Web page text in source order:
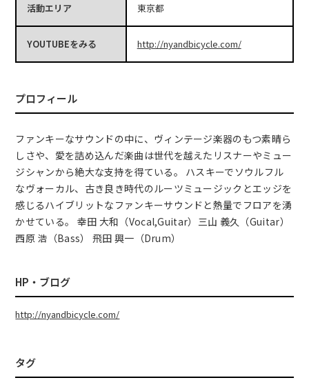
活動エリア 東京都
YOUTUBEをみる http://nyandbicycle.com/
プロフィール
ファンキーなサウンドの中に、ヴィンテージ楽器のもつ素晴ら
しさや、愛を詰め込んだ楽曲は世代を越えたリスナーやミュー
ジシャンから絶大な支持を得ている。 ハスキーでソウルフル
なヴォーカル、古き良き時代のルーツミュージックとエッジを
感じるハイブリットなファンキーサウンドと熱量でフロアを湧
かせている。 幸田 大和（Vocal,Guitar）三山 義久（Guitar）
西原 浩（Bass） 飛田 興一（Drum）
HP・ブログ
http://nyandbicycle.com/
タグ